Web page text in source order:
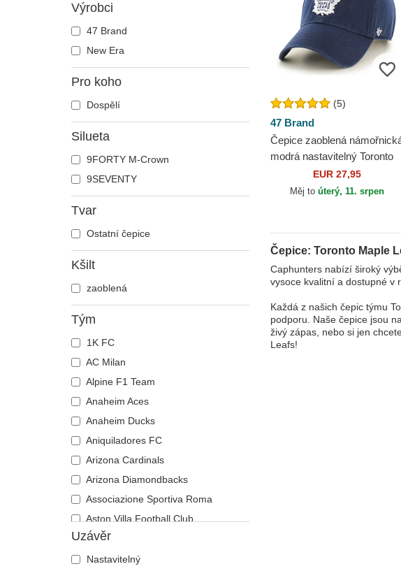
Výrobci
47 Brand
New Era
Pro koho
Dospělí
Silueta
9FORTY M-Crown
9SEVENTY
Tvar
Ostatní čepice
Kšilt
zaoblená
Tým
1K FC
AC Milan
Alpine F1 Team
Anaheim Aces
Anaheim Ducks
Aniquiladores FC
Arizona Cardinals
Arizona Diamondbacks
Associazione Sportiva Roma
Aston Villa Football Club
Atlanta Braves
Atlanta Falcons
Uzávěr
Nastavitelný
(5)
47 Brand
Čepice zaoblená
modrá nastavitelný Toronto
Maple Leafs NHL 47 Brand
EUR 27,95
Měj to úterý, 11. srpen
Čepice: Toronto Maple
Caphunters nabízí široký
vysoce kvalitní a dostupné v
Každá z našich čepic týmu
podporu. Naše čepice jsou
živý zápas, nebo si jen
Leafs!